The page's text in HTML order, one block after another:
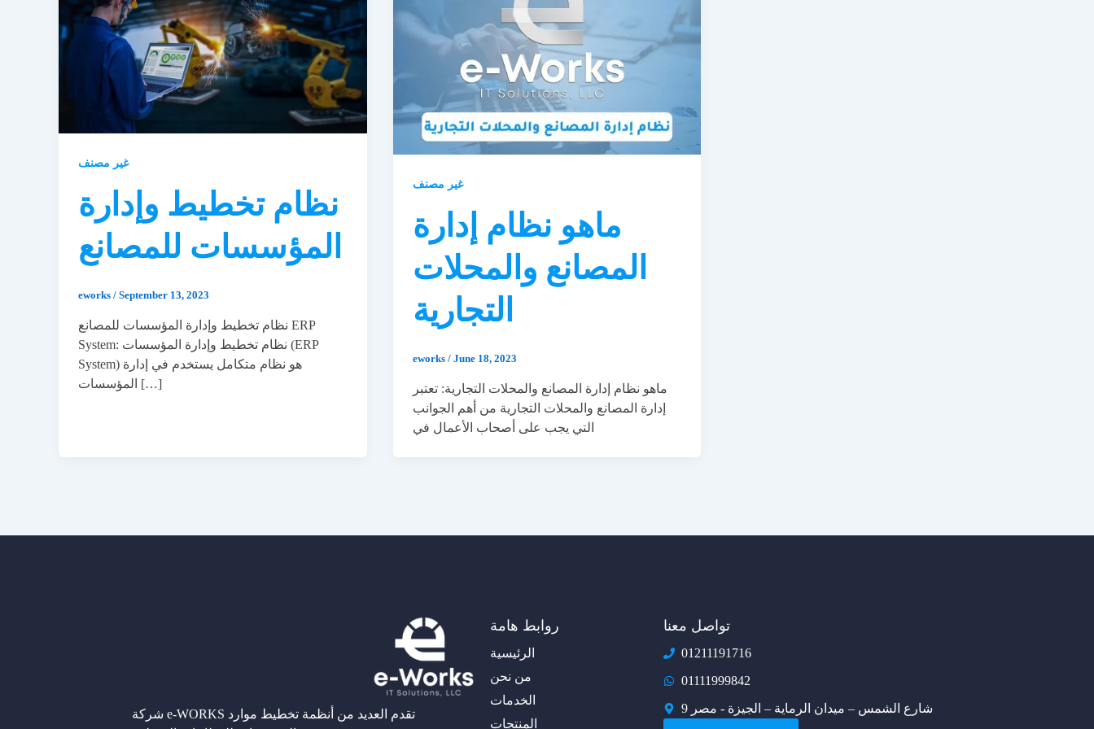
غير مصنف
نظام تخطيط وإدارة
المؤسسات للمصانع
eworks / September 13, 2023
نظام تخطيط وإدارة المؤسسات للمصانع ERP
System: نظام تخطيط وإدارة المؤسسات (ERP
System) هو نظام متكامل يستخدم في إدارة
المؤسسات […]
غير مصنف
ماهو نظام إدارة
المصانع والمحلات
التجارية
eworks / June 18, 2023
ماهو نظام إدارة المصانع والمحلات التجارية: تعتبر
إدارة المصانع والمحلات التجارية من أهم الجوانب
التي يجب على أصحاب الأعمال في
شركة e-WORKS تقدم العديد من أنظمة تخطيط موارد
روابط هامة
الرئيسية
من نحن
الخدمات
المنتجات
تواصل معنا
01211191716
01111999842
9 شارع الشمس – ميدان الرماية – الجيزة - مصر